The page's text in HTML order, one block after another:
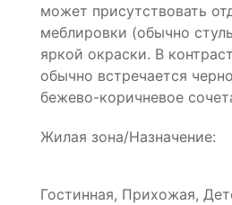
может присутствовать
меблировки (обычно
яркой окраски. В
обычно встречается
бежево-коричневое
Жилая зона/Назначение:
Гостинная, Прихожая,